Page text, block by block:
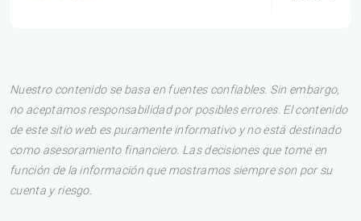
Nuestro contenido se basa en fuentes confiables. Sin embargo,
no aceptamos responsabilidad por posibles errores. El contenido
de este sitio web es puramente informativo y no está destinado
como asesoramiento financiero. Las decisiones que tome en
función de la información que mostramos siempre son por su
cuenta y riesgo.